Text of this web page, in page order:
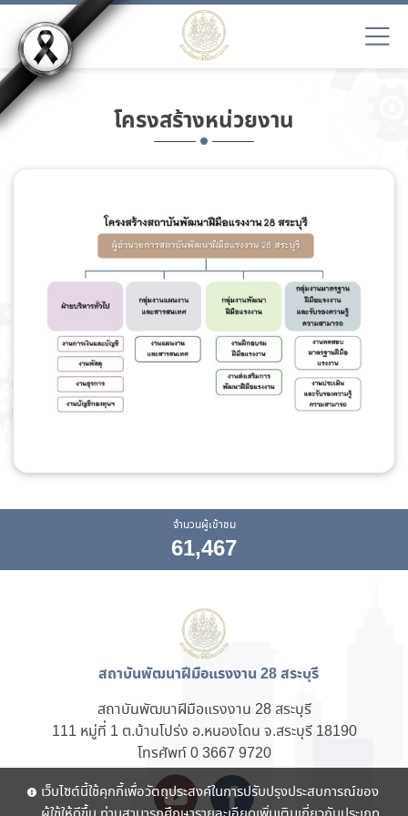
โครงสร้างหน่วยงาน
จำนวนผู้เข้าชม
61,467
สถาบันพัฒนาฝีมือแรงงาน 28 สระบุรี
สถาบันพัฒนาฝีมือแรงงาน 28 สระบุรี
111 หมู่ที่ 1 ต.บ้านโปร่ง อ.หนองโดน จ.สระบุรี 18190
โทรศัพท์ 0 3667 9720
เว็บไซต์นี้ใช้คุกกี้เพื่อวัตถุประสงค์ในการปรับปรุงประสบการณ์ของ